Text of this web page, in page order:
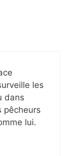
les
dans
pêcheurs
lui.